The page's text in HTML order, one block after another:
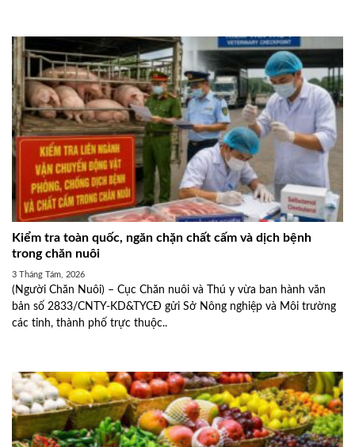
Kiểm tra toàn quốc, ngăn chặn chất cấm và dịch bệnh
trong chăn nuôi
3 Tháng Tám, 2026
(Người Chăn Nuôi) – Cục Chăn nuôi và Thú y vừa ban hành văn
bản số 2833/CNTY-KD&TYCĐ gửi Sở Nông nghiệp và Môi trường
các tỉnh, thành phố trực thuộc..